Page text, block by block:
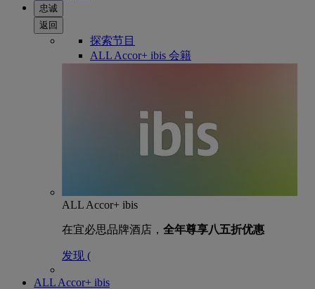
忠诚
返回
探索节目
ALL Accor+ ibis 会籍
ALL Accor+ ibis
在宜必思品牌酒店， 全年尊享八五折优惠
发现 (
ALL Accor+ ibis